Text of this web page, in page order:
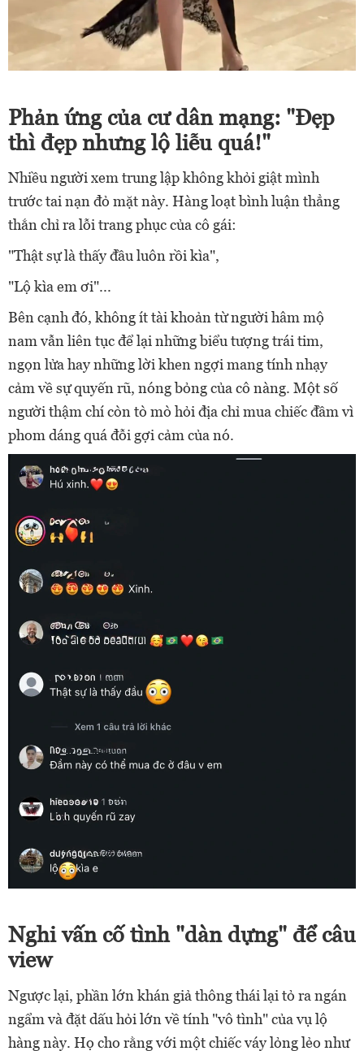
Phản ứng của cư dân mạng: "Đẹp
thì đẹp nhưng lộ liễu quá!"
Nhiều người xem trung lập không khỏi giật mình
trước tai nạn đỏ mặt này. Hàng loạt bình luận thẳng
thắn chỉ ra lỗi trang phục của cô gái:
"Thật sự là thấy đầu luôn rồi kìa",
"Lộ kìa em ơi"...
Bên cạnh đó, không ít tài khoản từ người hâm mộ
nam vẫn liên tục để lại những biểu tượng trái tim,
ngọn lửa hay những lời khen ngợi mang tính nhạy
cảm về sự quyến rũ, nóng bỏng của cô nàng. Một số
người thậm chí còn tò mò hỏi địa chỉ mua chiếc đầm vì
phom dáng quá đỗi gợi cảm của nó.
Nghi vấn cố tình "dàn dựng" để câu
view
Ngược lại, phần lớn khán giả thông thái lại tỏ ra ngán
ngẩm và đặt dấu hỏi lớn về tính "vô tình" của vụ lộ
hàng này. Họ cho rằng với một chiếc váy lỏng lẻo như